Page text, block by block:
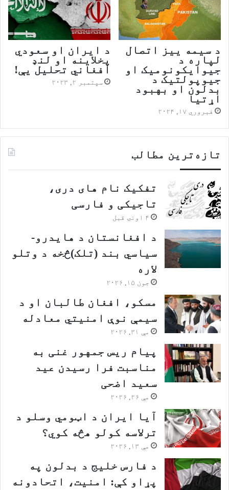
د سیمه ییز اتصال
لپاره د
جیوایکونومیک او
جیوپولتیک د
بدلون او بهبود
اړتیا
فبروري ۱۷, ۲۰۲۴
‬افغاني‭ ‬تحلیل‭ ‬یې‭!‬
سپتمبر ۲, ۲۰۲۳
تازه‌ترین مطالب
تفکیک نام های دری،
تاجیکی و فارسی
۴ اونۍ قبل
د افغانستان د هایدرو-
سیاسي بند (تلک)څخه د وتلو
لاره
جون ۱۵, ۲۰۲۶
مسکو، افغان طالبان او د
سیمې نوې امنیتي معادله
مې ۳۱, ۲۰۲۶
پیام ریس جمهور غنی به
مناسبت فرا رسیدن عید
سعید اضحی
مې ۲۶, ۲۰۲۶
آیا ایران د اټومي وسلو د
ترلاسه کولو هڅه کوي؟
مې ۱۳, ۲۰۲۶
د فارس خلیج د بدلون په
پړاو کې: امنیت، اتحادونه